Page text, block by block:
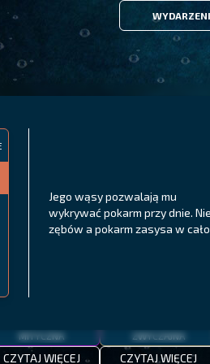
Jego wąsy pozwalają mu
wykrywać pokarm przy dnie.
zębów a pokarm zasysa w
PÓŁNOCNE FIORDY
LING
MITYCZNA
CZYTAJ WIĘCEJ
WYSPY GALAPAGOS
BODIAN
MEKSYKAŃSKI
ZWYCZAJNA
CZYTAJ WIĘCEJ